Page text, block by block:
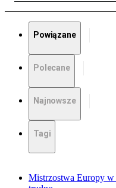
Powiązane
Polecane
Najnowsze
Tagi
Mistrzostwa Europy w